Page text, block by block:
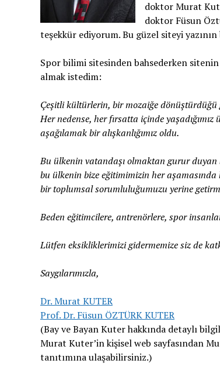
doktor Murat
doktor Füsun
teşekkür ediyorum. Bu güzel siteyi
Spor bilimi sitesinden bahsederken sitenin
almak istedim:
Çeşitli kültürlerin, bir mozaiğe dönüştürdüğü
Her nedense, her fırsatta içinde yaşadığımız
aşağılamak bir alışkanlığımız oldu.
Bu ülkenin vatandaşı olmaktan gurur duyan
bu ülkenin bize eğitimimizin her aşamasında
bir toplumsal sorumluluğumuzu yerine
Beden eğitimcilere, antrenörlere, spor
Lütfen eksikliklerimizi gidermemize siz de
Saygılarımızla,
Dr. Murat KUTER
Prof. Dr. Füsun ÖZTÜRK KUTER
(Bay ve Bayan Kuter hakkında detaylı
Murat Kuter’in kişisel web sayfasından
tanıtımına ulaşabilirsiniz.)